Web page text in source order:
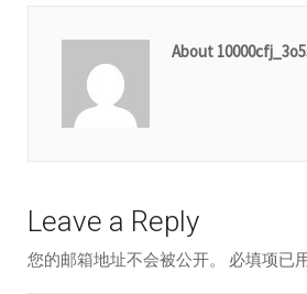
About
Leave a Reply
您的邮箱地址不会被公开。 必填项已